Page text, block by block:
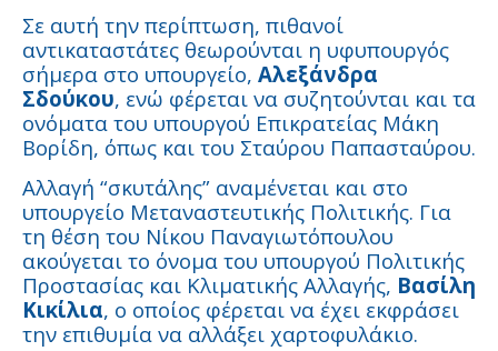
Σε αυτή την περίπτωση, πιθανοί
αντικαταστάτες θεωρούνται η υφυπουργός
σήμερα στο υπουργείο, Αλεξάνδρα
Σδούκου, ενώ φέρεται να συζητούνται και τα
ονόματα του υπουργού Επικρατείας Μάκη
Βορίδη, όπως και του Σταύρου Παπασταύρου.
Αλλαγή “σκυτάλης” αναμένεται και στο
υπουργείο Μεταναστευτικής Πολιτικής. Για
τη θέση του Νίκου Παναγιωτόπουλου
ακούγεται το όνομα του υπουργού Πολιτικής
Προστασίας και Κλιματικής Αλλαγής, Βασίλη
Κικίλια, ο οποίος φέρεται να έχει εκφράσει
την επιθυμία να αλλάξει χαρτοφυλάκιο.